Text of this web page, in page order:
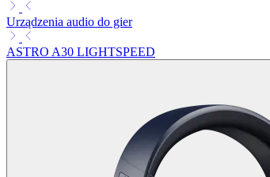
Urządzenia audio do gier
ASTRO A30 LIGHTSPEED